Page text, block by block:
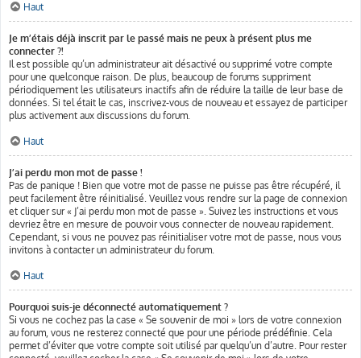
Haut
Je m’étais déjà inscrit par le passé mais ne peux à présent plus me
connecter ?!
Il est possible qu’un administrateur ait désactivé ou supprimé votre compte
pour une quelconque raison. De plus, beaucoup de forums suppriment
périodiquement les utilisateurs inactifs afin de réduire la taille de leur base de
données. Si tel était le cas, inscrivez-vous de nouveau et essayez de participer
plus activement aux discussions du forum.
Haut
J’ai perdu mon mot de passe !
Pas de panique ! Bien que votre mot de passe ne puisse pas être récupéré, il
peut facilement être réinitialisé. Veuillez vous rendre sur la page de connexion
et cliquer sur « J’ai perdu mon mot de passe ». Suivez les instructions et vous
devriez être en mesure de pouvoir vous connecter de nouveau rapidement.
Cependant, si vous ne pouvez pas réinitialiser votre mot de passe, nous vous
invitons à contacter un administrateur du forum.
Haut
Pourquoi suis-je déconnecté automatiquement ?
Si vous ne cochez pas la case « Se souvenir de moi » lors de votre connexion
au forum, vous ne resterez connecté que pour une période prédéfinie. Cela
permet d’éviter que votre compte soit utilisé par quelqu’un d’autre. Pour rester